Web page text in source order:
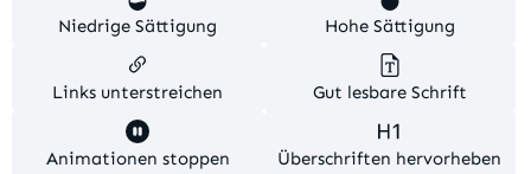
© 2026 MKV24 – Alle Rechte vorbehalten. Theme by
TC-Innovations
Niedrige Sättigung Hohe Sättigung
Links unterstreichen Gut lesbare Schrift
Animationen stoppen Überschriften hervorheben
Diese Website verwendet Cookies, um eine bestmögliche